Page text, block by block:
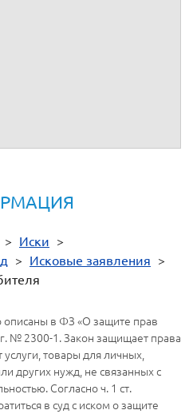
> Иски >
> Исковые заявления >
в ФЗ «О защите прав
№ 2300-1. Закон защищает права
товары для личных,
других нужд, не связанных с
Согласно ч. 1 ст.
в суд с иском о защите